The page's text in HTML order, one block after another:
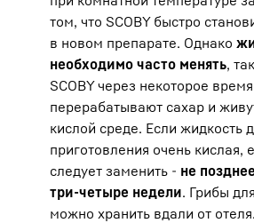
том, что SCOBY быстро
в новом препарате. Однако
необходимо часто менять,
SCOBY через некоторое время
перерабатывают сахар и
кислой среде. Если жидкость
приготовления очень кислая,
следует заменить - не
три-четыре недели. Грибы
можно хранить вдали от